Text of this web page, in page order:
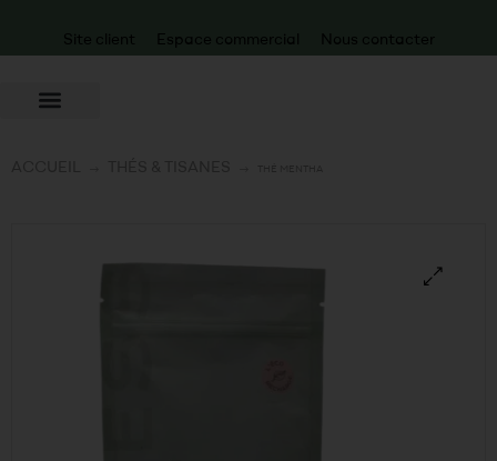
Site client Espace commercial Nous contacter